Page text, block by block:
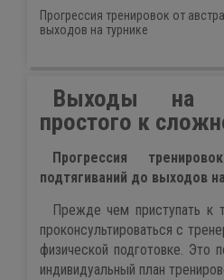
Прогрессия тренировок от
выходов на турнике
Выходы на
простого к
Прогрессия
подтягиваний до выходов
Прежде чем приступать к
проконсультироваться с
физической подготовке. Это
индивидуальный план